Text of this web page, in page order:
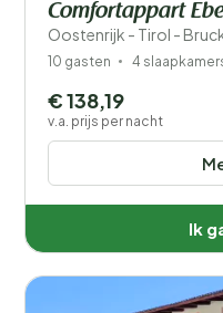
Je vakantie
Kies reisdata en
Wanneer?
Comfortappart
Oostenrijk - Tirol -
10 gasten 4
€ 138,19
v.a. prijs per nacht
Ik